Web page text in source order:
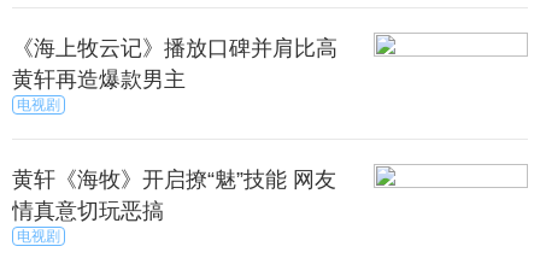
《海上牧云记》播放口碑并肩比高
黄轩再造爆款男主
电视剧
黄轩《海牧》开启撩“魅”技能 网友
情真意切玩恶搞
电视剧